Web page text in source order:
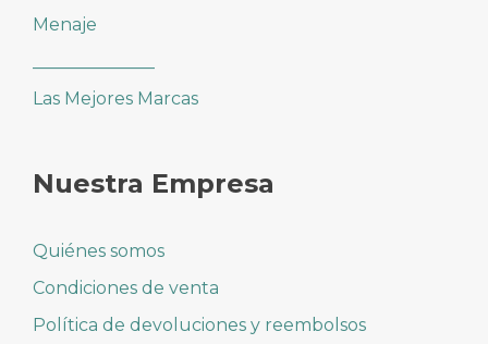
Menaje
Las Mejores Marcas
Nuestra Empresa
Quiénes somos
Condiciones de venta
Política de devoluciones y reembolsos